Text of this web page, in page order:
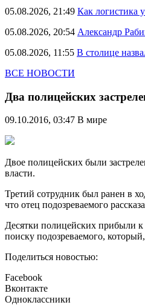
05.08.2026, 21:49 Как логистика
05.08.2026, 20:54 Александр
05.08.2026, 11:55 В столице
ВСЕ НОВОСТИ
Два полицейских
09.10.2016, 03:47 В мире
Двое полицейских были
власти.
Третий сотрудник был ранен в
что отец подозреваемого
Десятки полицейских прибыли
поиску подозреваемого,
Поделиться новостью:
Facebook
Вконтакте
Одноклассники